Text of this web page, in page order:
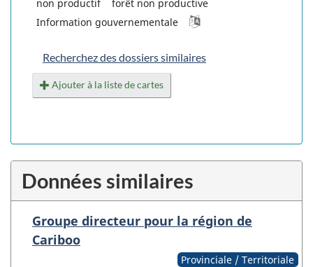
non productif
forêt non productive
Information gouvernementale
Recherchez des dossiers similaires
Ajouter à la liste de cartes
Données similaires
Groupe directeur pour la région de
Cariboo
Provinciale / Territoriale